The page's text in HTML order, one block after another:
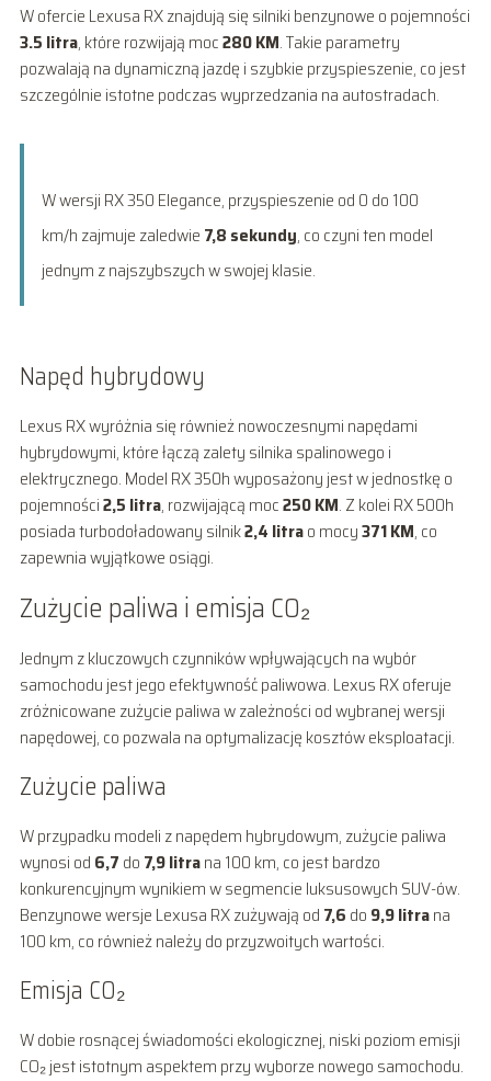
W ofercie Lexusa RX znajdują się silniki benzynowe o pojemności
3.5 litra, które rozwijają moc280 KM. Takie parametry
pozwalają na dynamiczną jazdę i szybkie przyspieszenie, co jest
szczególnie istotne podczas wyprzedzania na autostradach.
W wersji RX 350 Elegance, przyspieszenie od 0 do 100
km/h zajmuje zaledwie 7,8 sekundy, co czyni ten model
jednym z najszybszych w swojej klasie.
Napęd hybrydowy
Lexus RX wyróżnia się również nowoczesnymi napędami
hybrydowymi, które łączą zalety silnika spalinowego i
elektrycznego. Model RX 350h wyposażony jest w jednostkę o
pojemności2,5 litra, rozwijającą moc250 KM. Z kolei RX 500h
posiada turbodoładowany silnik2,4 litrao mocy371 KM, co
zapewnia wyjątkowe osiągi.
Zużycie paliwa i emisja CO₂
Jednym z kluczowych czynników wpływających na wybór
samochodu jest jego efektywność paliwowa. Lexus RX oferuje
zróżnicowane zużycie paliwa w zależności od wybranej wersji
napędowej, co pozwala na optymalizację kosztów eksploatacji.
Zużycie paliwa
W przypadku modeli z napędem hybrydowym, zużycie paliwa
wynosi od 6,7 do 7,9 litrana 100 km, co jest bardzo
konkurencyjnym wynikiem w segmencie luksusowych SUV-ów.
Benzynowe wersje Lexusa RX zużywają od 7,6 do 9,9 litrana
100 km, co również należy do przyzwoitych wartości.
Emisja CO₂
W dobie rosnącej świadomości ekologicznej, niski poziom emisji
CO₂ jest istotnym aspektem przy wyborze nowego samochodu.